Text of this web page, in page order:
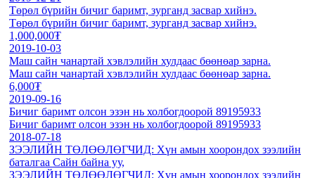
Төрөл бүрийн бичиг баримт, зурганд засвар хийнэ.
Төрөл бүрийн бичиг баримт, зурганд засвар хийнэ.
1,000,000₮
2019-10-03
Маш сайн чанартай хэвлэлийн хулдаас бөөнөар зарна.
Маш сайн чанартай хэвлэлийн хулдаас бөөнөар зарна.
6,000₮
2019-09-16
Бичиг баримт олсон эзэн нь холбогдоорой 89195933
Бичиг баримт олсон эзэн нь холбогдоорой 89195933
2018-07-18
ЗЭЭЛИЙН ТӨЛӨӨЛӨГЧИД: Хүн амын хоорондох зээлийн
баталгаа Сайн байна уу,
ЗЭЭЛИЙН ТӨЛӨӨЛӨГЧИД: Хүн амын хоорондох зээлийн